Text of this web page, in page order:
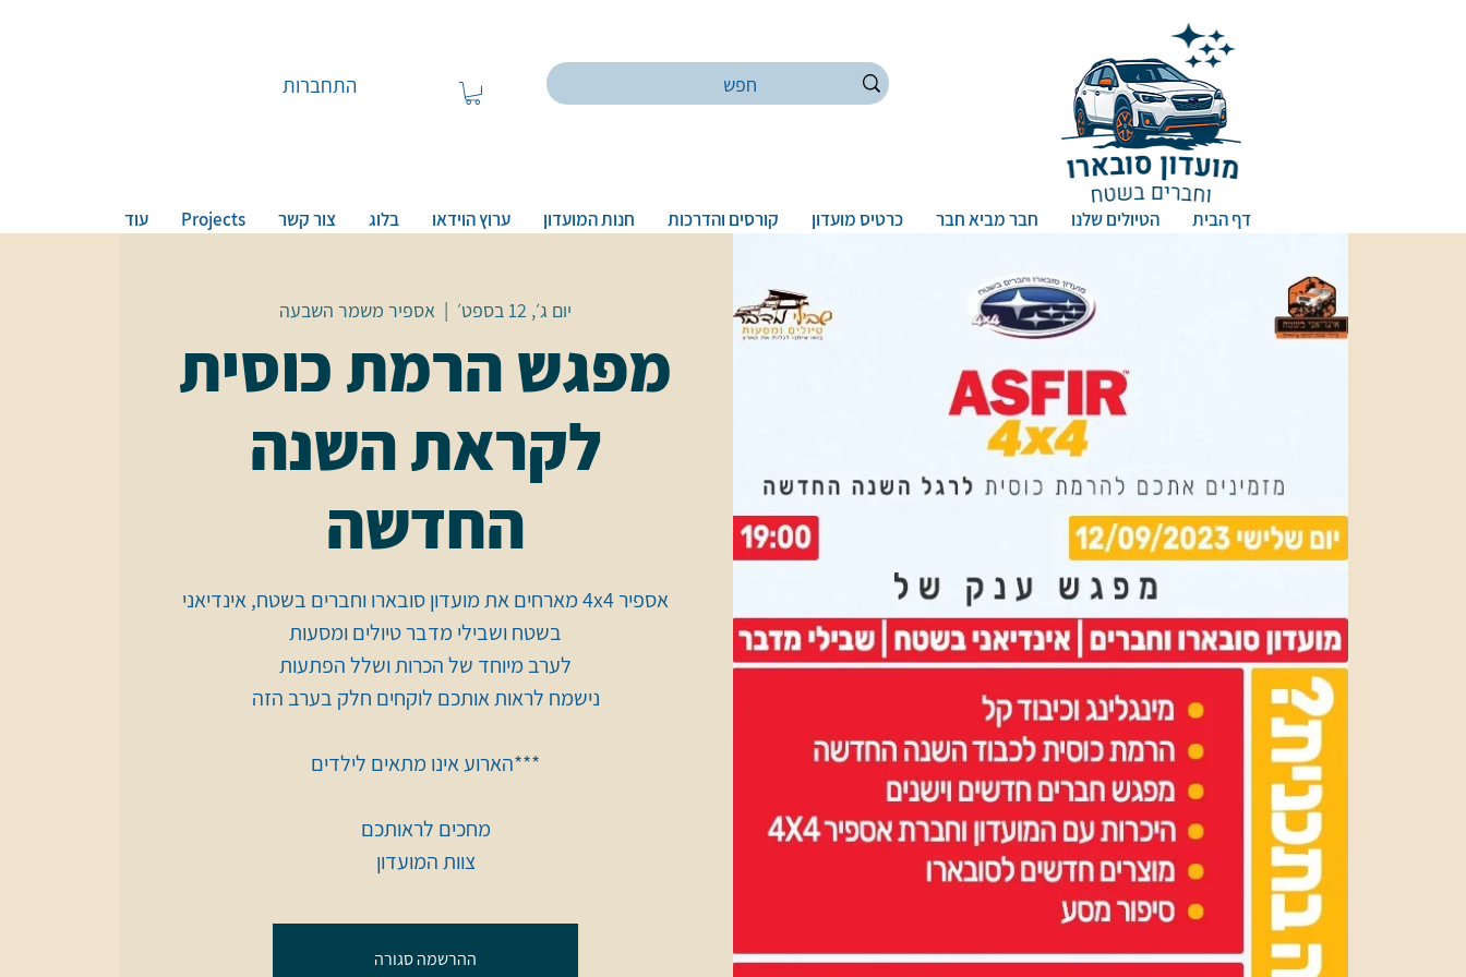
התחברות
דף הבית הטיולים שלנו חבר מביא חבר כרטיס מועדון קורסים והדרכות חנות המועדון ערוץ הוידאו בלוג צור קשר Projects עוד
יום ג׳, 12 בספט׳
  |
אספיר משמר השבעה
מפגש הרמת כוסית
לקראת השנה
החדשה
אספיר 4x4 מארחים את מועדון סובארו וחברים בשטח, אינדיאני
בשטח ושבילי מדבר טיולים ומסעות
לערב מיוחד של הכרות ושלל הפתעות
צוות המועדון
ההרשמה סגורה